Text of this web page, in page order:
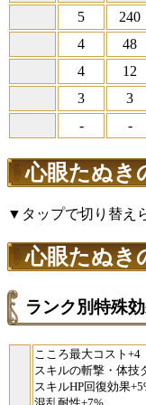
5
240
4
48
4
12
3
3
-
-
心眼たぬき
▼タップで切り替え
心眼たぬき
ランク別特殊
こころ最大コスト+4
スキルの斬撃・体技
スキルHP回復効果